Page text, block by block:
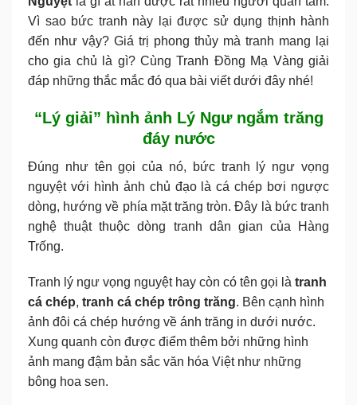
Vì sao bức tranh này lại được sử dụng thịnh hành
đến như vậy? Giá trị phong thủy mà tranh mang lại
cho gia chủ là gì? Cùng Tranh Đồng Mạ Vàng giải
đáp những thắc mắc đó qua bài viết dưới đây nhé!
“Lý giải” hình ảnh Lý Ngư ngắm trăng
đáy nước
Đúng như tên gọi của nó, bức tranh lý ngư vọng
nguyệt với hình ảnh chủ đạo là cá chép bơi ngược
dòng, hướng về phía mặt trăng tròn. Đây là bức tranh
nghệ thuật thuộc dòng tranh dân gian của Hàng
Trống.
Tranh lý ngư vọng nguyệt hay còn có tên gọi là tranh
cá chép, tranh cá chép trông trăng. Bên cạnh hình
ảnh đôi cá chép hướng về ánh trăng in dưới nước.
Xung quanh còn được điểm thêm bởi những hình
ảnh mang đậm bản sắc văn hóa Việt như những
bông hoa sen.